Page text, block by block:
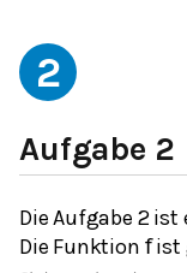
2
Aufgabe 2
Die Aufgabe 2 ist
Die Funktion f ist